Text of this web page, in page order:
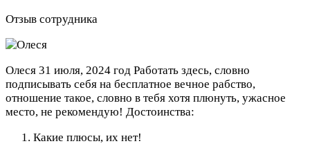
Отзыв сотрудника
Олеся 31 июля, 2024 год Работать здесь, словно
подписывать себя на бесплатное вечное рабство,
отношение такое, словно в тебя хотя плюнуть, ужасное
место, не рекомендую! Достоинства:
Какие плюсы, их нет!